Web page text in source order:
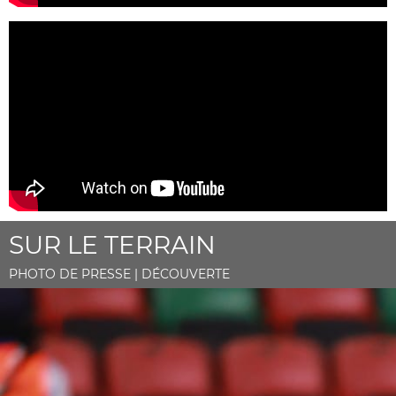
SUR LE TERRAIN
PHOTO DE PRESSE | DÉCOUVERTE